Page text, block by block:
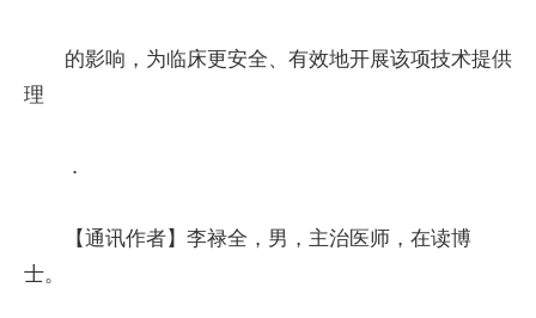
的影响，为临床更安全、有效地开展该项技术提供
理
．
【通讯作者】李禄全，男，主治医师，在读博
士。